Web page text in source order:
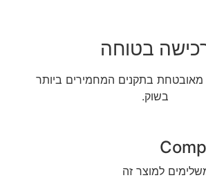
בטוחה
בתקנים המחמירים ביותר
בשוק.
למוצר זה